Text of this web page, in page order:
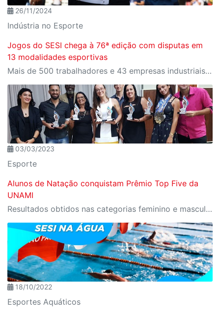
26/11/2024
Indústria no Esporte
Jogos do SESI chega à 76ª edição com disputas em
13 modalidades esportivas
Mais de 500 trabalhadores e 43 empresas industriais participaram da final estadual realizada em Presidente Epitácio
03/03/2023
Esporte
Alunos de Natação conquistam Prêmio Top Five da
UNAMI
Resultados obtidos nas categorias feminino e masculino master garantiram ouro
18/10/2022
Esportes Aquáticos